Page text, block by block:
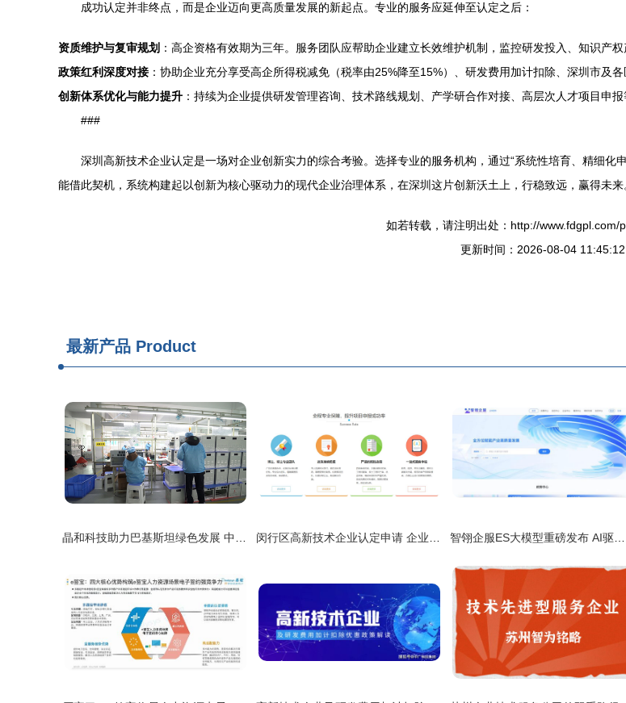
成功认定并非终点，而是企业迈向更高质量发展的新起点。专业的服务应延伸至认定之后：
资质维护与复审规划 ：高企资格有效期为三年。服务团队应帮助企业建立长效维护机制，监控研发投入、知识产
政策红利深度对接 ：协助企业充分享受高企所得税减免（税率由25%降至15%）、研发费用加计扣除、深圳市及
创新体系优化与能力提升 ：持续为企业提供研发管理咨询、技术路线规划、产学研合作对接、高层次人才项目申
###
深圳高新技术企业认定是一场对企业创新实力的综合考验。选择专业的服务机构，通过“系统性培育、精细
能借此契机，系统构建起以创新为核心驱动力的现代企业治理体系，在深圳这片创新沃土上，行稳致远，赢得未来
如若转载，请注明出处：http://www.fdgpl.com/
更新时间：2026-08-04 11:45:12
最新产品 Product